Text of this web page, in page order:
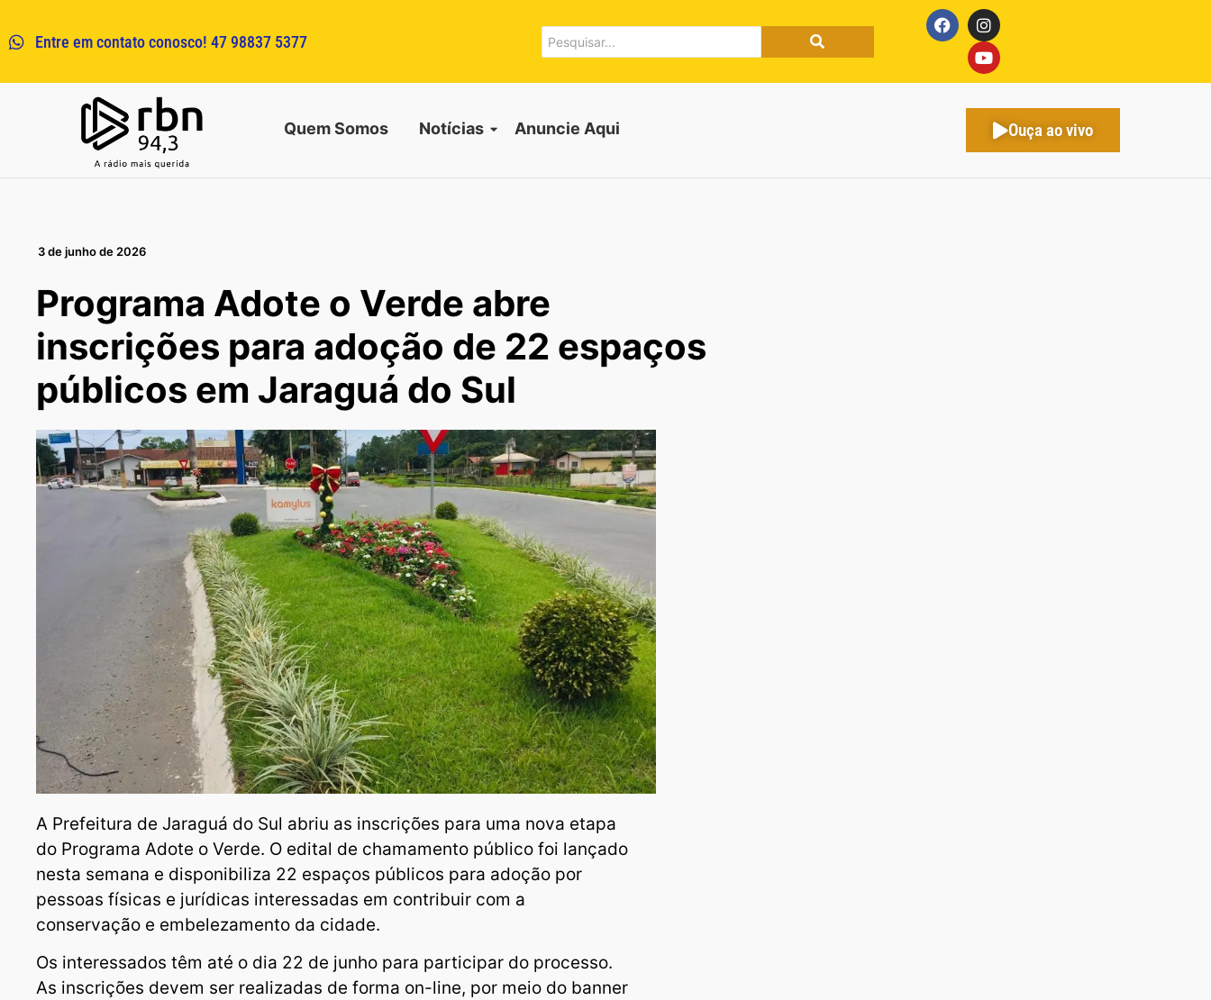
Entre em contato conosco! 47 98837 5377
Quem Somos Notícias Anuncie Aqui Ouça ao vivo
3 de junho de 2026
Programa Adote o Verde abre
inscrições para adoção de 22 espaços
públicos em Jaraguá do Sul
A Prefeitura de Jaraguá do Sul abriu as inscrições para uma nova etapa
do Programa Adote o Verde. O edital de chamamento público foi lançado
nesta semana e disponibiliza 22 espaços públicos para adoção por
pessoas físicas e jurídicas interessadas em contribuir com a
conservação e embelezamento da cidade.
Os interessados têm até o dia 22 de junho para participar do processo.
As inscrições devem ser realizadas de forma on-line, por meio do banner